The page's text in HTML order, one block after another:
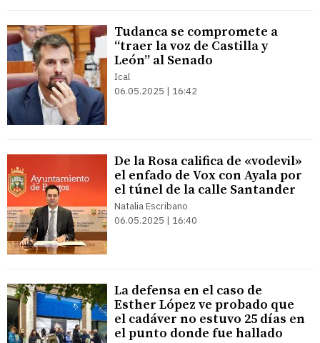
Tudanca se compromete a
“traer la voz de Castilla y
León” al Senado
Ical
06.05.2025 | 16:42
De la Rosa califica de «vodevil»
el enfado de Vox con Ayala por
el túnel de la calle Santander
Natalia Escribano
06.05.2025 | 16:40
La defensa en el caso de
Esther López ve probado que
el cadáver no estuvo 25 días en
el punto donde fue hallado